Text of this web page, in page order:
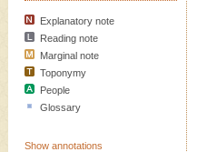
Explanatory note
Reading note
Marginal note
Toponymy
People
Glossary
Show annotations